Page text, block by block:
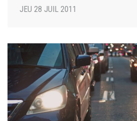
JEU 28 JUIL 2011